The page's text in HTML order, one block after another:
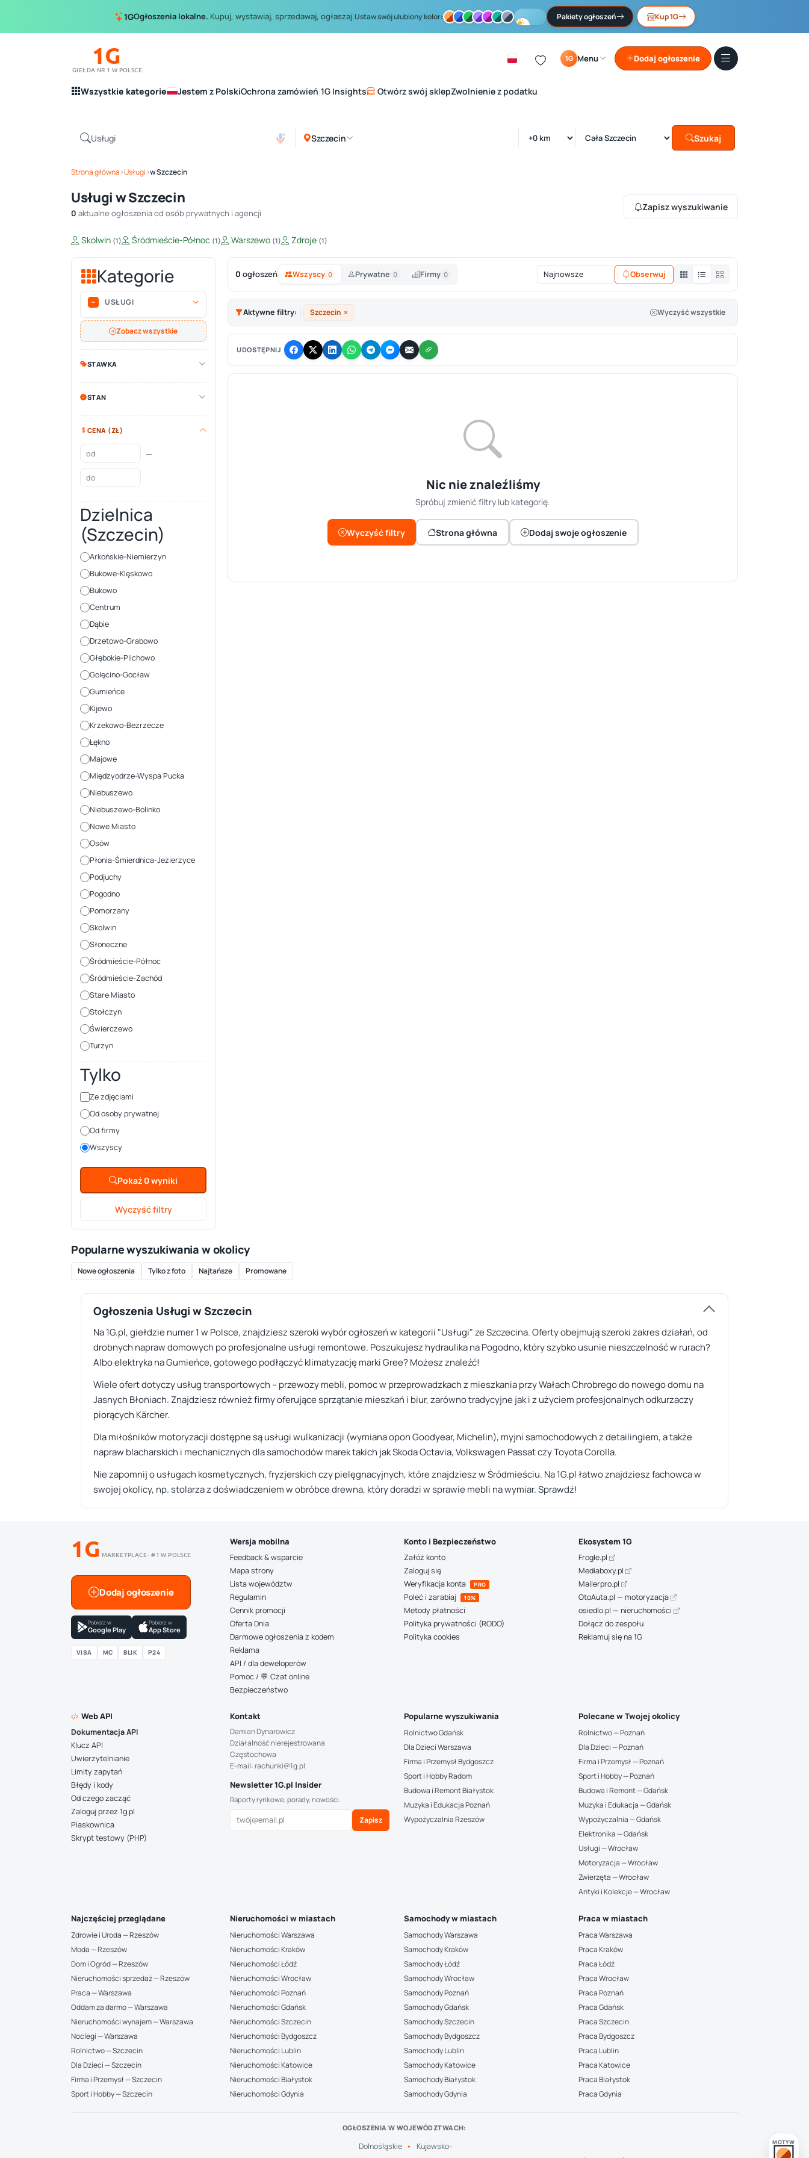
MOTYW
1GOgłoszenia lokalne. Kupuj, wystawiaj, sprzedawaj, ogłaszaj.Ustaw swój ulubiony kolor: Pakiety ogłoszeń Kup 1G
1G
GIEŁDA NR 1 W POLSCE
1G Menu Dodaj ogłoszenie
Wszystkie kategorie Jestem z PolskiOchrona zamówień 1G Insights Otwórz swój sklepZwolnienie z podatku
Szczecin Szukaj
Strona główna›Usługi›w Szczecin
Usługi w Szczecin
0 aktualne ogłoszenia od osób prywatnych i agencji
Zapisz wyszukiwanie
Skolwin (1) Śródmieście-Północ (1) Warszewo (1) Zdroje (1)
Kategorie
USŁUGI
Zobacz wszystkie
STAWKA
STAN
CENA (ZŁ)
—
Dzielnica
(Szczecin)
Arkońskie-Niemierzyn
Bukowe-Klęskowo
Bukowo
Centrum
Dąbie
Drzetowo-Grabowo
Głębokie-Pilchowo
Golęcino-Gocław
Gumieńce
Kijewo
Krzekowo-Bezrzecze
Łękno
Majowe
Międzyodrze-Wyspa Pucka
Niebuszewo
Niebuszewo-Bolinko
Nowe Miasto
Osów
Płonia-Śmierdnica-Jezierzyce
Podjuchy
Pogodno
Pomorzany
Skolwin
Słoneczne
Śródmieście-Północ
Śródmieście-Zachód
Stare Miasto
Stołczyn
Świerczewo
Turzyn
Tylko
Ze zdjęciami
Od osoby prywatnej
Od firmy
Wszyscy
Pokaż 0 wyniki
Wyczyść filtry
0 ogłoszeń Wszyscy 0 Prywatne 0 Firmy 0 Obserwuj
Aktywne filtry: Szczecin × Wyczyść wszystkie
UDOSTĘPNIJ
Nic nie znaleźliśmy
Spróbuj zmienić filtry lub kategorię.
Wyczyść filtry Strona główna Dodaj swoje ogłoszenie
Popularne wyszukiwania w okolicy
Nowe ogłoszenia Tylko z foto Najtańsze Promowane
Ogłoszenia Usługi w Szczecin
Na 1G.pl, giełdzie numer 1 w Polsce, znajdziesz szeroki wybór ogłoszeń w kategorii "Usługi" ze Szczecina. Oferty obejmują szeroki zakres działań, od
drobnych napraw domowych po profesjonalne usługi remontowe. Poszukujesz hydraulika na Pogodno, który szybko usunie nieszczelność w rurach?
Albo elektryka na Gumieńce, gotowego podłączyć klimatyzację marki Gree? Możesz znaleźć!
Wiele ofert dotyczy usług transportowych – przewozy mebli, pomoc w przeprowadzkach z mieszkania przy Wałach Chrobrego do nowego domu na
Jasnych Błoniach. Znajdziesz również firmy oferujące sprzątanie mieszkań i biur, zarówno tradycyjne jak i z użyciem profesjonalnych odkurzaczy
piorących Kärcher.
Dla miłośników motoryzacji dostępne są usługi wulkanizacji (wymiana opon Goodyear, Michelin), myjni samochodowych z detailingiem, a także
napraw blacharskich i mechanicznych dla samochodów marek takich jak Skoda Octavia, Volkswagen Passat czy Toyota Corolla.
Nie zapomnij o usługach kosmetycznych, fryzjerskich czy pielęgnacyjnych, które znajdziesz w Śródmieściu. Na 1G.pl łatwo znajdziesz fachowca w
swojej okolicy, np. stolarza z doświadczeniem w obróbce drewna, który doradzi w sprawie mebli na wymiar. Sprawdź!
1G MARKETPLACE · #1 W POLSCE
Dodaj ogłoszenie
Pobierz w
Google Play
Pobierz w
App Store
VISA MC BLIK P24
Wersja mobilna
Feedback & wsparcie
Mapa strony
Lista województw
Regulamin
Cennik promocji
Oferta Dnia
Darmowe ogłoszenia z kodem
Reklama
API / dla deweloperów
Pomoc / 💬 Czat online
Bezpieczeństwo
Konto i Bezpieczeństwo
Załóż konto
Zaloguj się
Weryfikacja konta
PRO
Poleć i zarabiaj 10%
Metody płatności
Polityka prywatności (RODO)
Polityka cookies
Ekosystem 1G
Frogle.pl
Mediaboxy.pl
Mailerpro.pl
OtoAuta.pl — motoryzacja
osiedlo.pl — nieruchomości
Dołącz do zespołu
Reklamuj się na 1G
Web API
Dokumentacja API
Klucz API
Uwierzytelnianie
Limity zapytań
Błędy i kody
Od czego zacząć
Zaloguj przez 1g.pl
Piaskownica
Skrypt testowy (PHP)
Kontakt
Damian Dynarowicz
Działalność nierejestrowana
Częstochowa
E-mail: rachunki@1g.pl
Newsletter 1G.pl Insider
Raporty rynkowe, porady, nowości.
Zapisz
Popularne wyszukiwania
Rolnictwo Gdańsk
Dla Dzieci Warszawa
Firma i Przemysł Bydgoszcz
Sport i Hobby Radom
Budowa i Remont Białystok
Muzyka i Edukacja Poznań
Wypożyczalnia Rzeszów
Polecane w Twojej okolicy
Rolnictwo — Poznań
Dla Dzieci — Poznań
Firma i Przemysł — Poznań
Sport i Hobby — Poznań
Budowa i Remont — Gdańsk
Muzyka i Edukacja — Gdańsk
Wypożyczalnia — Gdańsk
Elektronika — Gdańsk
Usługi — Wrocław
Motoryzacja — Wrocław
Zwierzęta — Wrocław
Antyki i Kolekcje — Wrocław
Najczęściej przeglądane
Zdrowie i Uroda — Rzeszów
Moda — Rzeszów
Dom i Ogród — Rzeszów
Nieruchomości sprzedaż — Rzeszów
Praca — Warszawa
Oddam za darmo — Warszawa
Nieruchomości wynajem — Warszawa
Noclegi — Warszawa
Rolnictwo — Szczecin
Dla Dzieci — Szczecin
Firma i Przemysł — Szczecin
Sport i Hobby — Szczecin
Nieruchomości w miastach
Nieruchomości Warszawa
Nieruchomości Kraków
Nieruchomości Łódź
Nieruchomości Wrocław
Nieruchomości Poznań
Nieruchomości Gdańsk
Nieruchomości Szczecin
Nieruchomości Bydgoszcz
Nieruchomości Lublin
Nieruchomości Katowice
Nieruchomości Białystok
Nieruchomości Gdynia
Samochody w miastach
Samochody Warszawa
Samochody Kraków
Samochody Łódź
Samochody Wrocław
Samochody Poznań
Samochody Gdańsk
Samochody Szczecin
Samochody Bydgoszcz
Samochody Lublin
Samochody Katowice
Samochody Białystok
Samochody Gdynia
Praca w miastach
Praca Warszawa
Praca Kraków
Praca Łódź
Praca Wrocław
Praca Poznań
Praca Gdańsk
Praca Szczecin
Praca Bydgoszcz
Praca Lublin
Praca Katowice
Praca Białystok
Praca Gdynia
OGŁOSZENIA W WOJEWÓDZTWACH:
Dolnośląskie
Kujawsko-